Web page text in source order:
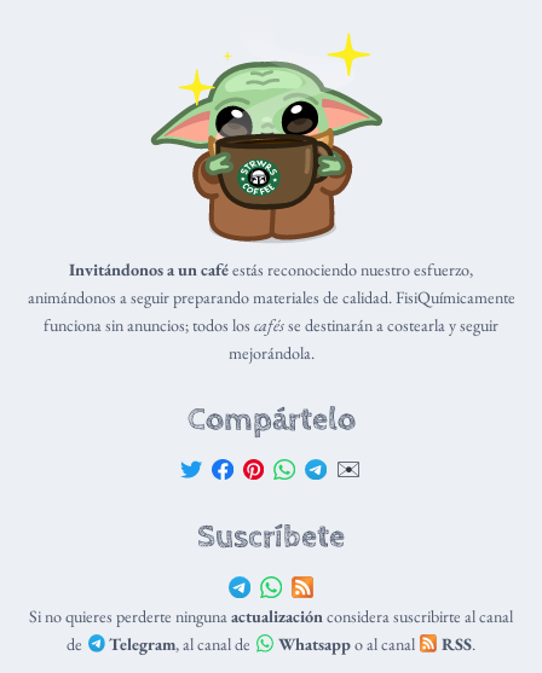
Invitándonos a un caféestás reconociendo nuestro esfuerzo,
animándonos a seguir preparando materiales de calidad. FisiQuímicamente
funciona sin anuncios; todos los cafésse destinarán a costearla y seguir
mejorándola.
Compártelo
✉️
Suscríbete
Si no quieres perderte ningunaactualizaciónconsidera suscribirte al canal
de
Telegram, al canal de Whatsappo al canal RSS.